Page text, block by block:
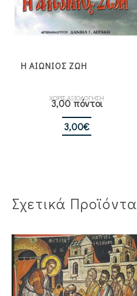
Η ΑΙΩΝΙΟΣ ΖΩΗ
ΧΩΡΙΣ ΑΞΙΟΛΟΓΗΣΗ
3,00 πόντοι
3,00€
Σχετικά Προϊόντα